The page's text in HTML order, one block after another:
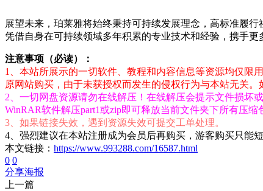
展望未来，珀莱雅将始终秉持可持续发展理念，高标准履
凭借自身在可持续领域多年积累的专业技术和经验，携手
注意事项（必读）：
1、本站所展示的一切软件、教程和内容信息等资源均仅限
原网站购买，由于未获授权而发生的侵权行为与本站无关。
2、一切网盘资源请勿在线解压！在线解压会提示文件损坏
WinRAR软件解压part1或zip即可释放当前文件夹下所有压缩
3、如果链接失效，遇到资源失效可提交工单处理。
4、强烈建议在本站注册成为会员后再购买，游客购买只能
本文链接： https://www.993288.com/16587.html
0 0
分享海报
上一篇